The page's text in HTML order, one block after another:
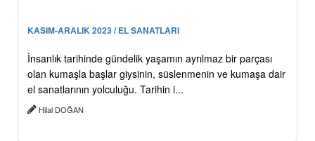
KASIM-ARALIK 2023 / EL SANATLARI
İnsanlık tarihinde gündelik yaşamın ayrılmaz bir parçası
olan kumaşla başlar giysinin, süslenmenin ve kumaşa dair
el sanatlarının yolculuğu. Tarihin i...
Hilal DOĞAN